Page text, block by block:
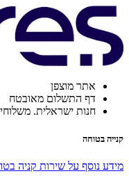
אתר מוצפן
דף התשלום מאובטח
חנות ישראלית.
קנייה בטוחה
מידע נוסף על שירות קניה